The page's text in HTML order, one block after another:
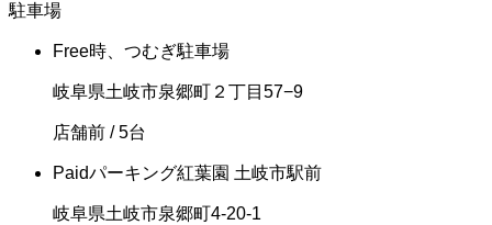
駐車場
Free時、つむぎ駐車場
岐阜県土岐市泉郷町２丁目57−9
店舗前 / 5台
Paidパーキング紅葉園 土岐市駅前
岐阜県土岐市泉郷町4-20-1